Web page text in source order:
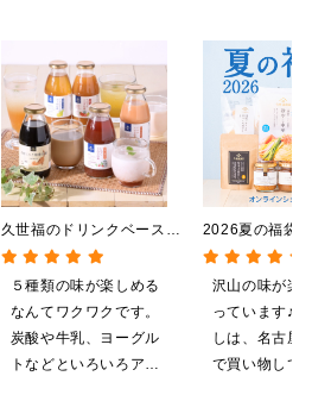
2026夏の福袋
料】【オンライ
【ポイントキ
施中】【のし
グ・化粧箱詰
沢山の味が楽
っています♪
しは、名古屋
で買い物して
久世福のドリンクベース
全5種飲み比べまとめ買
い 5本入（ドリンクベー
ス／希釈タイプ）
５種類の味が楽しめる
なんてワクワクです。
炭酸や牛乳、ヨーグル
トなどといろいろアレ